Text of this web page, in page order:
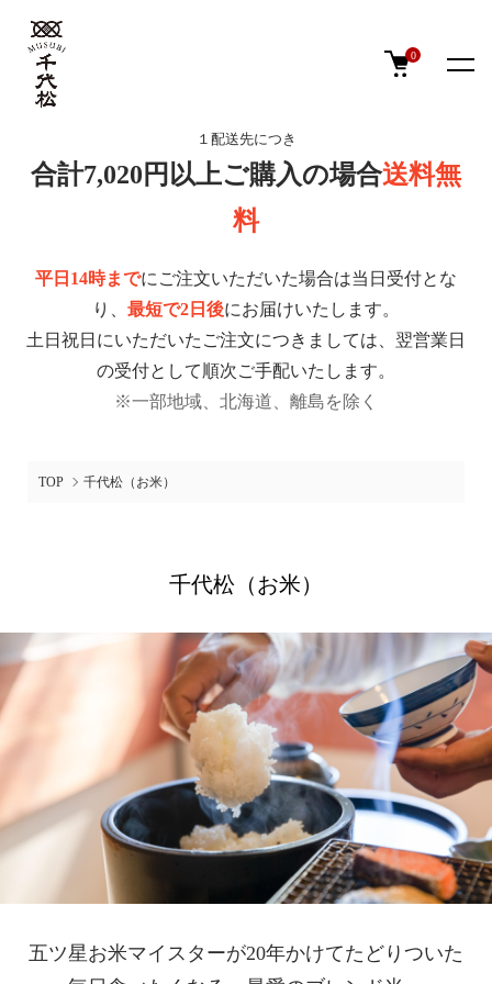
0
１配送先につき
合計7,020円以上ご購入の場合送料無
料
平日14時までにご注文いただいた場合は当日受付とな
り、 最短で2日後にお届けいたします。
土日祝日にいただいたご注文につきましては、翌営業日
の受付として順次ご手配いたします。
※一部地域、北海道、離島を除く
TOP 千代松（お米）
千代松（お米）
五ツ星お米マイスターが20年かけてたどりついた